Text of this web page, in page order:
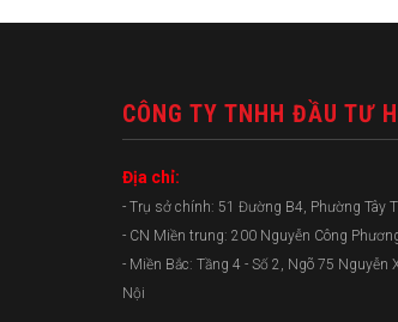
CÔNG TY TNHH ĐẦU TƯ
Địa chỉ:
- Trụ sở chính: 51 Đường B4, Phường Tây
- CN Miền trung: 200 Nguyễn Công
- Miền Bắc: Tầng 4 - Số 2, Ngõ 75 Nguyễn
Nội